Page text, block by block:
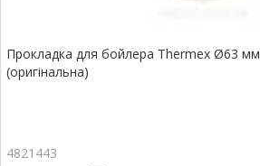
Прокладка для бойлера Thermex Ø63 мм
(оригінальна)
4821443